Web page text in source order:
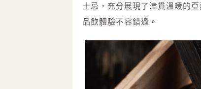
士忌，充分展現了津貫溫暖的
品飲體驗不容錯過。